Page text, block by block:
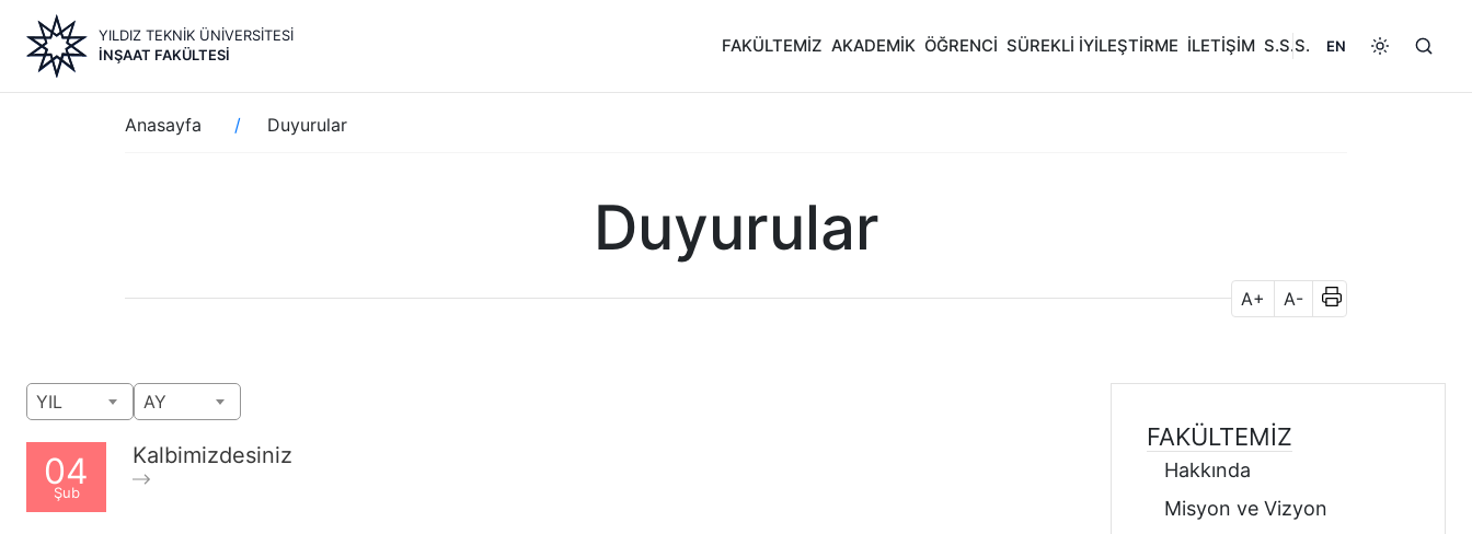
içeriğe
YILDIZ TEKNİK ÜNİVERSİTESİ
İNŞAAT FAKÜLTESİ
FAKÜLTEMİZ AKADEMİK ÖĞRENCİ SÜREKLİ İYİLEŞTİRME İLETİŞİM S.S.S. EN
Sayfa
yolu
Anasayfa Duyurular
Duyurular
A+ A-
YIL AY
04
Şub
Kalbimizdesiniz
FAKÜLTEMİZ
Hakkında
Misyon ve Vizyon